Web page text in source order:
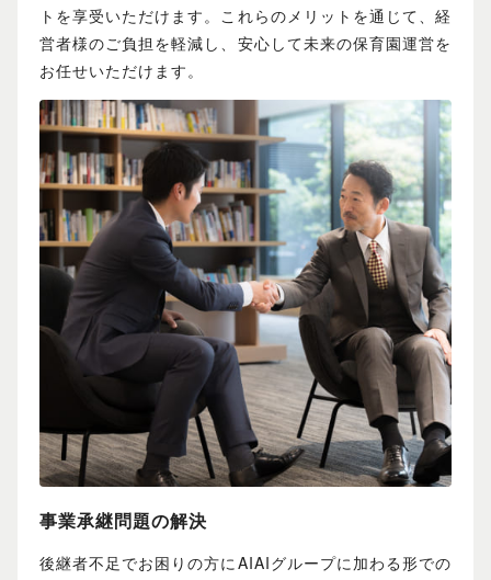
トを享受いただけます。これらのメリットを通じて、経
営者様のご負担を軽減し、安心して未来の保育園運営を
お任せいただけます。
事業承継問題の解決
後継者不足でお困りの方にAIAIグループに加わる形での